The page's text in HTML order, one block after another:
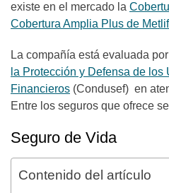
existe en el mercado la
Cobertura Amplia Plus de
La compañía está evaluada
la Protección y Defensa de
Financieros (Condusef) en
Entre los seguros que ofrece
Seguro de Vida
Contenido del artículo